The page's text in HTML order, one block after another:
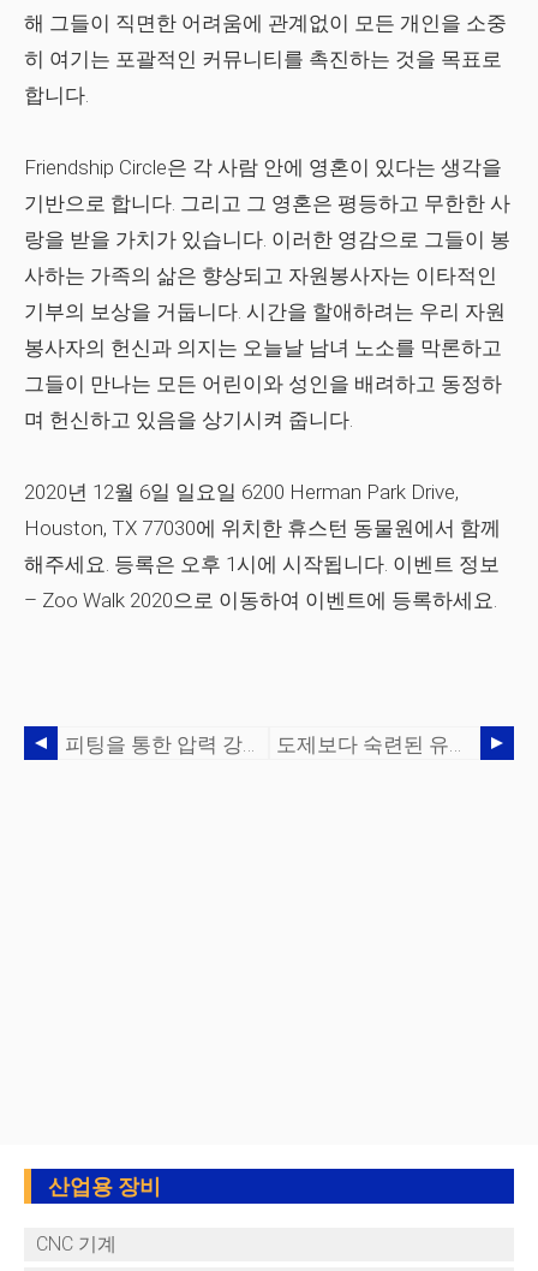
해 그들이 직면한 어려움에 관계없이 모든 개인을 소중
히 여기는 포괄적인 커뮤니티를 촉진하는 것을 목표로
합니다.
Friendship Circle은 각 사람 안에 영혼이 있다는 생각을
기반으로 합니다. 그리고 그 영혼은 평등하고 무한한 사
랑을 받을 가치가 있습니다. 이러한 영감으로 그들이 봉
사하는 가족의 삶은 향상되고 자원봉사자는 이타적인
기부의 보상을 거둡니다. 시간을 할애하려는 우리 자원
봉사자의 헌신과 의지는 오늘날 남녀 노소를 막론하고
그들이 만나는 모든 어린이와 성인을 배려하고 동정하
며 헌신하고 있음을 상기시켜 줍니다.
2020년 12월 6일 일요일 6200 Herman Park Drive,
Houston, TX 77030에 위치한 휴스턴 동물원에서 함께
해주세요. 등록은 오후 1시에 시작됩니다. 이벤트 정보
– Zoo Walk 2020으로 이동하여 이벤트에 등록하세요.
피팅을 통한 압력 강하는 어떻게 결정합니까? 도제보다 숙련된 유압 기술을 고용하는 것이 중요한 이유
산업용 장비
CNC 기계